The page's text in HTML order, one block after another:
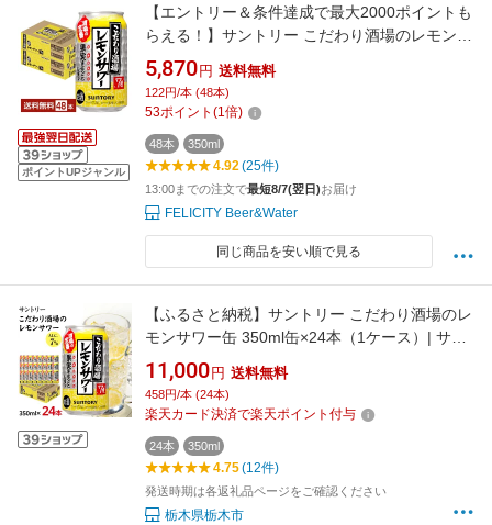
ポイントUPジャンル
【エントリー＆条件達成で最大2000ポイントも
らえる！】サントリー こだわり酒場のレモンサ
ワー 350ml 缶 24本×2ケース（48本）【送料無
料（一部地域除く）】 チューハイ レモンサワ
ー サントリービール
5,870 円 送料無料
122円/本 (48本)
53ポイント (1倍)
48本 350ml
4.92(25件)
13:00までの注文で最短8/7(翌日)お届け
FELICITY Beer&Water
同じ商品を安い順で見る
【ふるさと納税】サントリー こだわり酒場のレ
モンサワー缶 350ml缶×24本（1ケース）| サン
トリー レモンサワー 家飲み 宅飲み | サントリ
ー 缶 セット ギフト お酒 お取り寄せ 詰め合わ
せ SUNTORY チューハイ サワー 家飲み 宅飲み
11,000 円 送料無料
458円/本 (24本)
楽天カード決済で楽天ポイント付与
24本 350ml
4.75(12件)
発送時期は各返礼品ページをご確認ください
栃木県栃木市